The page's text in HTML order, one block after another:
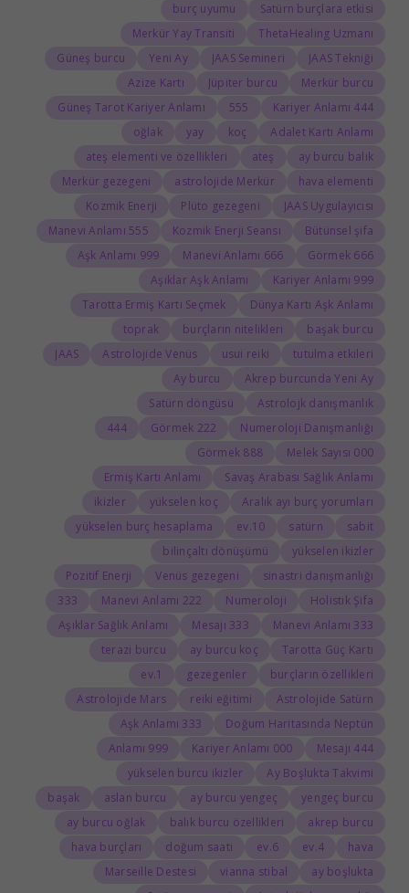
Satürn burçlara etkisi
burç uyumu
ThetaHealing Uzmanı
Merkür Yay Transiti
JAAS Tekniği
JAAS Semineri
Yeni Ay
Güneş burcu
Merkür burcu
Jüpiter burcu
Azize Kartı
444 Kariyer Anlamı
555
Güneş Tarot Kariyer Anlamı
Adalet Kartı Anlamı
koç
yay
oğlak
ay burcu balık
ateş
ateş elementi ve özellikleri
hava elementi
astrolojide Merkür
Merkür gezegeni
JAAS Uygulayıcısı
Plüto gezegeni
Kozmik Enerji
Bütünsel şifa
Kozmik Enerji Seansı
555 Manevi Anlamı
666 Görmek
666 Manevi Anlamı
999 Aşk Anlamı
999 Kariyer Anlamı
Aşıklar Aşk Anlamı
Dünya Kartı Aşk Anlamı
Tarotta Ermiş Kartı Seçmek
başak burcu
burçların nitelikleri
toprak
tutulma etkileri
usui reiki
Astrolojide Venüs
JAAS
Akrep burcunda Yeni Ay
Ay burcu
Astrolojk danışmanlık
Satürn döngüsü
Numeroloji Danışmanlığı
222 Görmek
444
000 Melek Sayısı
888 Görmek
Savaş Arabası Sağlık Anlamı
Ermiş Kartı Anlamı
Aralık ayı burç yorumları
yükselen koç
ikizler
sabit
satürn
10.ev
yükselen burç hesaplama
yükselen ikizler
bilinçaltı dönüşümü
sinastri danışmanlığı
Venüs gezegeni
Pozitif Enerji
Holistik Şifa
Numeroloji
222 Manevi Anlamı
333
333 Manevi Anlamı
333 Mesajı
Aşıklar Sağlık Anlamı
Tarotta Güç Kartı
ay burcu koç
terazi burcu
burçların özellikleri
gezegenler
1.ev
Astrolojide Satürn
reiki eğitimi
Astrolojide Mars
Doğum Haritasında Neptün
333 Aşk Anlamı
444 Mesajı
000 Kariyer Anlamı
999 Anlamı
Ay Boşlukta Takvimi
yükselen burcu ikizler
yengeç burcu
ay burcu yengeç
aslan burcu
başak
akrep burcu
balık burcu özellikleri
ay burcu oğlak
hava
4.ev
6.ev
doğum saati
hava burçları
ay boşlukta
vianna stibal
Marseille Destesi